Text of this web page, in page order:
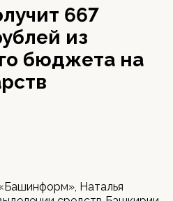
667
из
бюджета на
Наталья